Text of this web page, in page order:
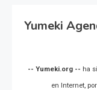
Yumeki
-- Yumeki.org -- ha
en Internet,